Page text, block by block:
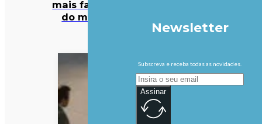
mais famosas
do mundo
Newsletter
Subscreva e receba todas as novidades.
Assinar